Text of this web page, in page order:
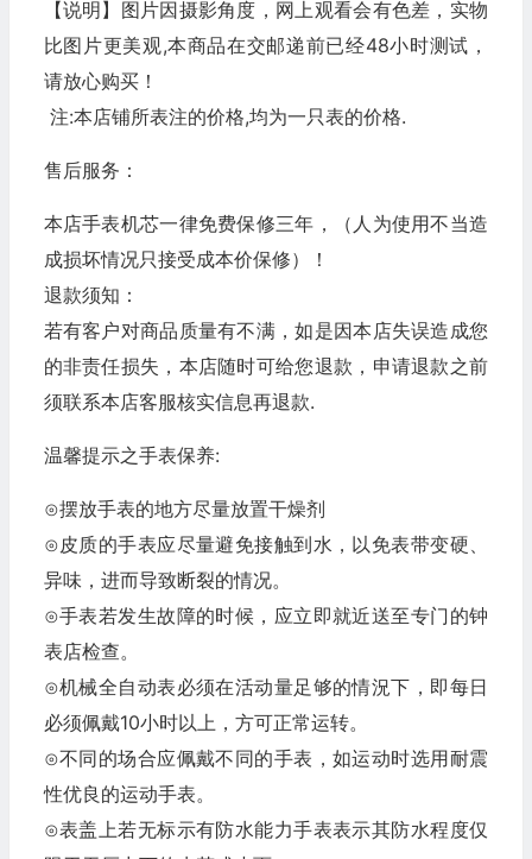
【说明】图片因摄影角度，网上观看会有色差，实物
比图片更美观,本商品在交邮递前已经48小时测试，
请放心购买！
注:本店铺所表注的价格,均为一只表的价格.
售后服务：
本店手表机芯一律免费保修三年，（人为使用不当造
成损坏情况只接受成本价保修）！
退款须知：
若有客户对商品质量有不满，如是因本店失误造成您
的非责任损失，本店随时可给您退款，申请退款之前
须联系本店客服核实信息再退款.
温馨提示之手表保养:
⊙摆放手表的地方尽量放置干燥剂
⊙皮质的手表应尽量避免接触到水，以免表带变硬、
异味，进而导致断裂的情况。
⊙手表若发生故障的时候，应立即就近送至专门的钟
表店检查。
⊙机械全自动表必须在活动量足够的情況下，即每日
必须佩戴10小时以上，方可正常运转。
⊙不同的场合应佩戴不同的手表，如运动时选用耐震
性优良的运动手表。
⊙表盖上若无标示有防水能力手表表示其防水程度仅